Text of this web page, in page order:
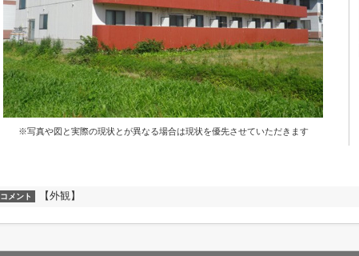
※写真や図と実際の現状とが異なる場合は現状を優先させていただきます
コメント 【外観】